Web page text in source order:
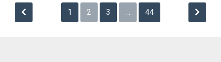
Пагинация
записей
1 2 3 … 44